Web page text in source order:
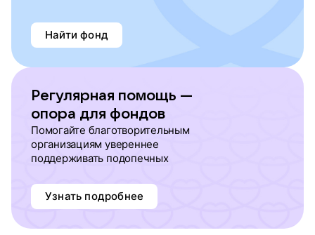
Найти фонд
Регулярная помощь —
опора для фондов
Помогайте благотворительным
организациям увереннее
поддерживать подопечных
Узнать подробнее